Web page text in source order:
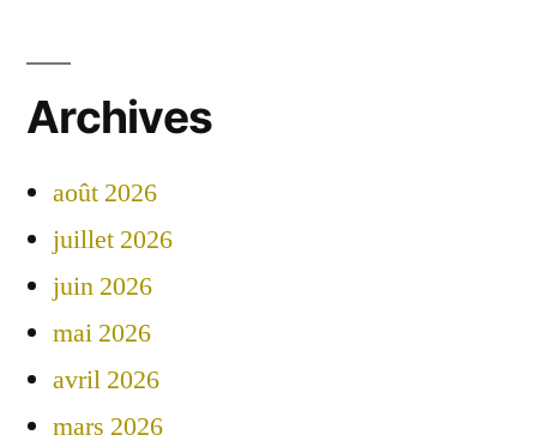
Archives
août 2026
juillet 2026
juin 2026
mai 2026
avril 2026
mars 2026